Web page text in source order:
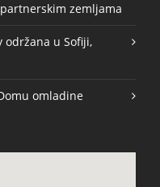
zemljama
održana u Sofiji,
omladine